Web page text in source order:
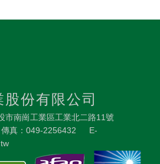
份有限公司
市南崗工業區工業北二路11號
真：049-2256432 E-